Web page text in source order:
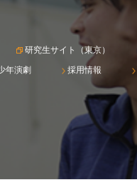
研究生サイト（東京）
年演劇 採用情報